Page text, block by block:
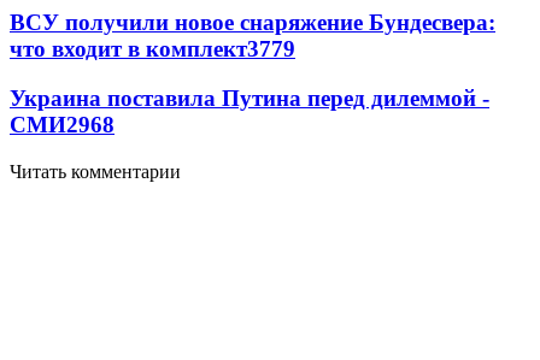
ВСУ получили новое снаряжение Бундесвера:
что входит в комплект3779
Украина поставила Путина перед дилеммой -
СМИ2968
Читать комментарии